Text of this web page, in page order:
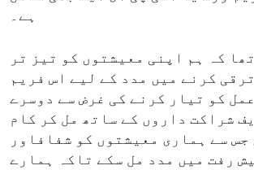
ہے۔
کہ ہم اپنی معیشتوں کو تیز تر
کرنے میں مدد کے لیے اس فریم
عمل کو تیار کرنے کی غرض سے دوسرے
شراکت داروں کے ساتھ مل کر کام
جس سے ہماری معیشتوں کو شفافاور
رفت میں مدد مل سکے تاکہ ہمارے